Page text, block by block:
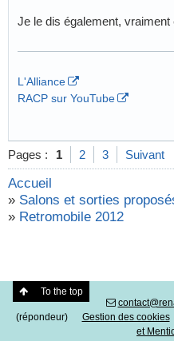
Je le dis également,
L'Alliance
RACP sur YouTube
Pages : 1 2 3 Suivant
Accueil
» Salons et sorties
» Retromobile 2012
To the top
(répondeur) Gestion des cookies
et